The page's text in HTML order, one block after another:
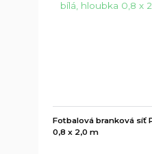
Fotbalová branková síť
0,8 x 2,0 m